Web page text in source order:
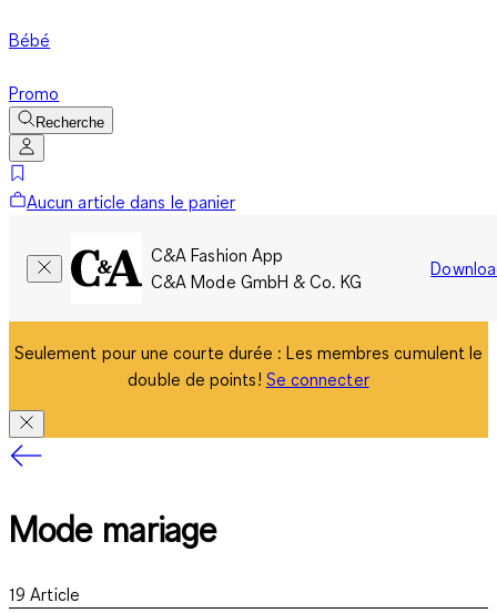
Bébé
Promo
Recherche
Aucun article dans le panier
C&A Fashion App
C&A Mode GmbH & Co. KG
Seulement pour une courte durée : Les membres cumulent le
double de points! Se connecter
Mode mariage
19 Article